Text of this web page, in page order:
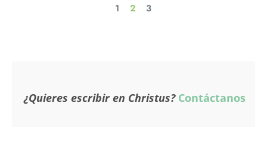
1 2 3
¿Quieres escribir en Christus? Contáctanos